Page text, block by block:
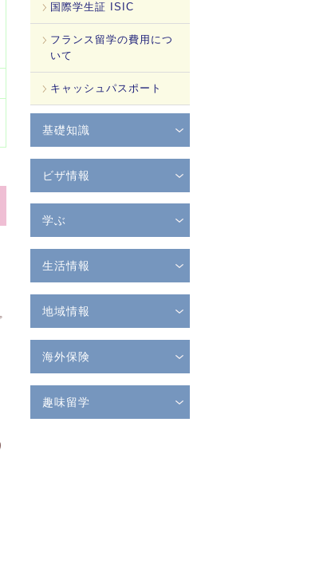
国際学生証 ISIC
フランス留学の費用につ
いて
キャッシュパスポート
基礎知識
ビザ情報
学ぶ
生活情報
地域情報
海外保険
趣味留学